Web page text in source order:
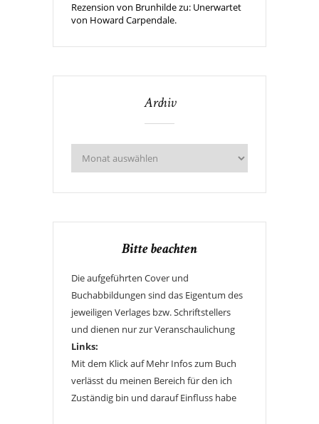
Rezension von Brunhilde zu: Unerwartet
von Howard Carpendale.
Archiv
Bitte beachten
Die aufgeführten Cover und
Buchabbildungen sind das Eigentum des
jeweiligen Verlages bzw. Schriftstellers
und dienen nur zur Veranschaulichung
Links:
Mit dem Klick auf Mehr Infos zum Buch
verlässt du meinen Bereich für den ich
Zuständig bin und darauf Einfluss habe